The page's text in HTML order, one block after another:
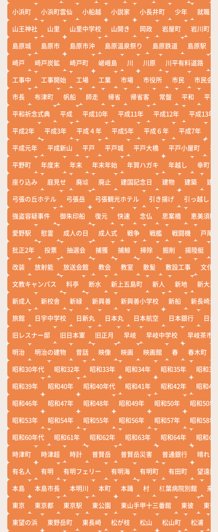
小浜町 小浜町雲仙 小船越 小説家 小長井町 少年
就職
山王神社
山里 山里中学校 山開き 岡政 岩屋町
岩川町
島原城
島原市 島原市沖 島原温泉祭り 島原鉄道 島原駅
崎戸
崎戸炭鉱 崎戸町 嵯峨島 川 川原 川平有料道路
工事中
工事開始 工場 工業 市場 市役所 市民
市民会
市長
布津町 帆船 師走 帰省 帰省客 常盤 平和
平
平和祈念式典
平成 平成10年 平成11年 平成12年
平成13年
平成2年
平成3年 平成４年 平成5年 平成６年 平成7年
平成元年
平成新山 平戸 平戸城 平戸大橋 平戸小屋町
平
平野町
年度末 年末 年末年始 年賀ハガキ 年越し
幸町
座り込み
庭見せ 廃墟 廃止 建国記念日 建物 建築
建
弓張の丘ホテル
弓張岳 弓張観光ホテル 引き揚げ
引っ越し
強盗容疑事件
御朱印船 復元 快速 念仏 思案橋
恵美須町
愛野駅
慰霊 成人の日 成人式 戦争 戦艦 戦闘機
戸尾
批正2年
投票 抽選会 捕獲 捕鯨 掃除 掘削 揚陸艇
改装
放射能 放送会館 教会 教室 散髪 敷設工事
文化
文教キャンパス
料亭 断水 新上五島町 新人 新地
新大工
新成人
新校舎 新緑 新興善 新興善小学校 新船
新長崎漁
旅館
日宇中学校 日新丸 日本丸 日本航空 日本銀行
日
旧レスナー邸
旧日本軍 旧正月 早岐 早岐中学校
早岐茶市
明治
明治の建物 昔話 映像 映画 映画館 春 春木町
昭和30年代
昭和32年 昭和33年 昭和34年 昭和35年
昭和36
昭和39年
昭和40年 昭和40年代 昭和41年 昭和42年
昭和43
昭和46年
昭和47年 昭和48年 昭和49年 昭和50年
昭和50年
昭和53年
昭和54年 昭和55年 昭和56年 昭和57年
昭和58年
昭和60年代
昭和61年 昭和62年 昭和63年 昭和64年
昭和の
時津町
時津超 時計 普賢岳 普賢岳災害 普通銀行
晴れ
有名人
有明 有明フェリー 有明海 有明町 有田町
望遠鏡
本島
本島市長 本明川 本町 本踊 村 杠葉病院別館
来
東京
東京都 東京駅 東公園 東山手甲十三番館 東彼
東彼
東望の浜
東野岳町 東長崎 松が枝 松山 松山町 松浦